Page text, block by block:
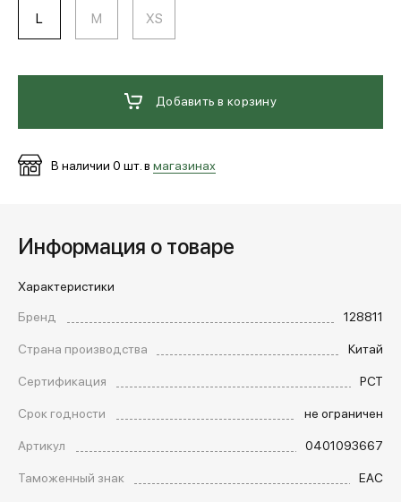
+7 (495) 139-66-00
L M XS
Добавить в корзину
В наличии 0 шт. в магазинах
Информация о товаре
Характеристики
Бренд
128811
Страна производства
Китай
Сертификация
РСТ
Срок годности
не ограничен
Артикул
0401093667
Таможенный знак
EAC